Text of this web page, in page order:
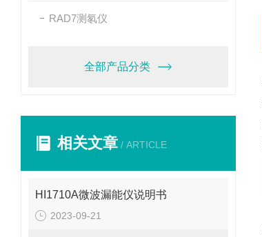
RAD7测氡仪
全部产品分类
相关文章 / ARTICLE
HI1710A微波漏能仪说明书
2023-09-21